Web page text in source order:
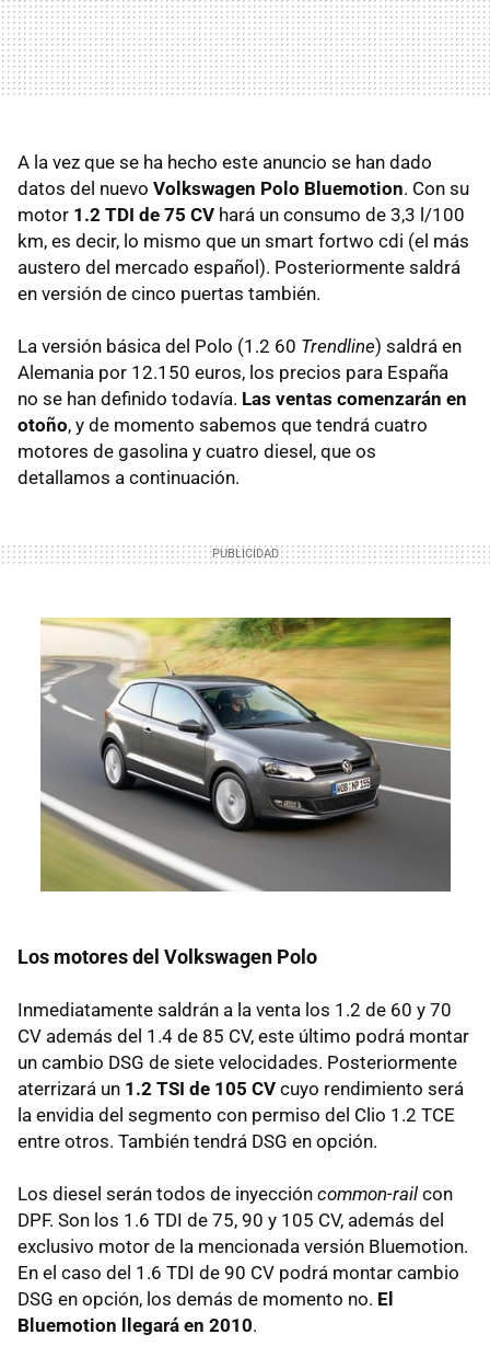
A la vez que se ha hecho este anuncio se han dado
datos del nuevo Volkswagen Polo Bluemotion. Con su
motor 1.2 TDI de 75 CV hará un consumo de 3,3 l/100
km, es decir, lo mismo que un smart fortwo cdi (el más
austero del mercado español). Posteriormente saldrá
en versión de cinco puertas también.
La versión básica del Polo (1.2 60 Trendline) saldrá en
Alemania por 12.150 euros, los precios para España
no se han definido todavía. Las ventas comenzarán en
otoño, y de momento sabemos que tendrá cuatro
motores de gasolina y cuatro diesel, que os
detallamos a continuación.
Los motores del Volkswagen Polo
Inmediatamente saldrán a la venta los 1.2 de 60 y 70
CV además del 1.4 de 85 CV, este último podrá montar
un cambio DSG de siete velocidades. Posteriormente
aterrizará un 1.2 TSI de 105 CV cuyo rendimiento será
la envidia del segmento con permiso del Clio 1.2 TCE
entre otros. También tendrá DSG en opción.
Los diesel serán todos de inyección common-rail con
DPF. Son los 1.6 TDI de 75, 90 y 105 CV, además del
exclusivo motor de la mencionada versión Bluemotion.
En el caso del 1.6 TDI de 90 CV podrá montar cambio
DSG en opción, los demás de momento no. El
Bluemotion llegará en 2010.